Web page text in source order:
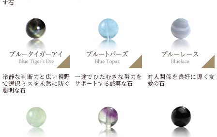
す石
冷静な判断力と広い視野
で選択ミスを未然に防ぐ
聡明な石
一途でひたむきな努力を
サポートする誠実な石
対人関係を良好に導く友
愛の石